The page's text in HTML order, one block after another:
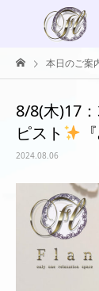
本日のご案
8/8(木)17
ピスト
2024.08.06